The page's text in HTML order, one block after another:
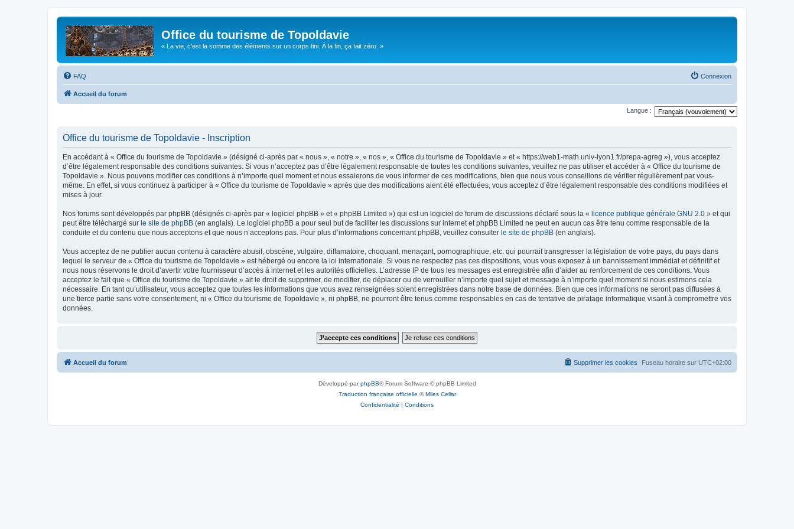
Office du tourisme de Topoldavie
« La vie, c'est la somme des éléments sur un corps fini. À la fin, ça fait zéro. »
FAQ Connexion
Accueil du forum
Langue :
Office du tourisme de Topoldavie - Inscription
En accédant à « Office du tourisme de Topoldavie » (désigné ci-après par « nous », « notre », « nos », « Office du tourisme de Topoldavie » et « https://web1-math.univ-lyon1.fr/prepa-agreg »), vous acceptez
d’être légalement responsable des conditions suivantes. Si vous n’acceptez pas d’être légalement responsable de toutes les conditions suivantes, veuillez ne pas utiliser et accéder à « Office du tourisme de
Topoldavie ». Nous pouvons modifier ces conditions à n’importe quel moment et nous essaierons de vous informer de ces modifications, bien que nous vous conseillons de vérifier régulièrement par vous-
même. En effet, si vous continuez à participer à « Office du tourisme de Topoldavie » après que des modifications aient été effectuées, vous acceptez d’être légalement responsable des conditions modifiées et
mises à jour.
Nos forums sont développés par phpBB (désignés ci-après par « logiciel phpBB » et « phpBB Limited ») qui est un logiciel de forum de discussions déclaré sous la « licence publique générale GNU 2.0 » et qui
peut être téléchargé sur le site de phpBB (en anglais). Le logiciel phpBB a pour seul but de faciliter les discussions sur internet et phpBB Limited ne peut en aucun cas être tenu comme responsable de la
conduite et du contenu que nous acceptons et que nous n’acceptons pas. Pour plus d’informations concernant phpBB, veuillez consulter le site de phpBB (en anglais).
Vous acceptez de ne publier aucun contenu à caractère abusif, obscène, vulgaire, diffamatoire, choquant, menaçant, pornographique, etc. qui pourrait transgresser la législation de votre pays, du pays dans
lequel le serveur de « Office du tourisme de Topoldavie » est hébergé ou encore la loi internationale. Si vous ne respectez pas ces dispositions, vous vous exposez à un bannissement immédiat et définitif et
nous nous réservons le droit d’avertir votre fournisseur d’accès à internet et les autorités officielles. L’adresse IP de tous les messages est enregistrée afin d’aider au renforcement de ces conditions. Vous
acceptez le fait que « Office du tourisme de Topoldavie » ait le droit de supprimer, de modifier, de déplacer ou de verrouiller n’importe quel sujet et message à n’importe quel moment si nous estimons cela
nécessaire. En tant qu’utilisateur, vous acceptez que toutes les informations que vous avez renseignées soient enregistrées dans notre base de données. Bien que ces informations ne seront pas diffusées à
une tierce partie sans votre consentement, ni « Office du tourisme de Topoldavie », ni phpBB, ne pourront être tenus comme responsables en cas de tentative de piratage informatique visant à compromettre vos
données.
Accueil du forum Fuseau horaire sur UTC+02:00
Supprimer les cookies
Développé parphpBB® Forum Software © phpBB Limited
Traduction française officielle ©Miles Cellar
Confidentialité | Conditions